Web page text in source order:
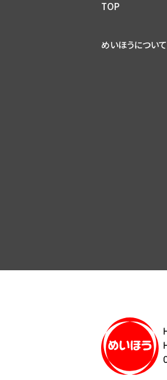
TOP
めいほうについて